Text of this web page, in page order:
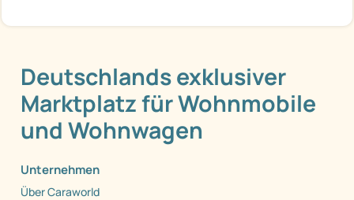
Deutschlands exklusiver
Marktplatz für Wohnmobile
und Wohnwagen
Unternehmen
Über Caraworld